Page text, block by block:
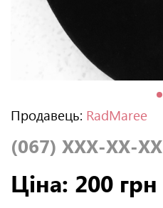
Продавець: RadMaree
(067) XXX-XX-XX
Ціна: 200 грн